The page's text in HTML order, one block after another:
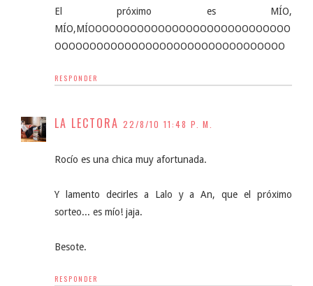
El próximo es MÍO,
MÍO,MÍOOOOOOOOOOOOOOOOOOOOOOOOOOOOO
OOOOOOOOOOOOOOOOOOOOOOOOOOOOOOOOO
RESPONDER
LA LECTORA 22/8/10 11:48 P. M.
Rocío es una chica muy afortunada.
Y lamento decirles a Lalo y a An, que el próximo
sorteo... es mío! jaja.
Besote.
RESPONDER